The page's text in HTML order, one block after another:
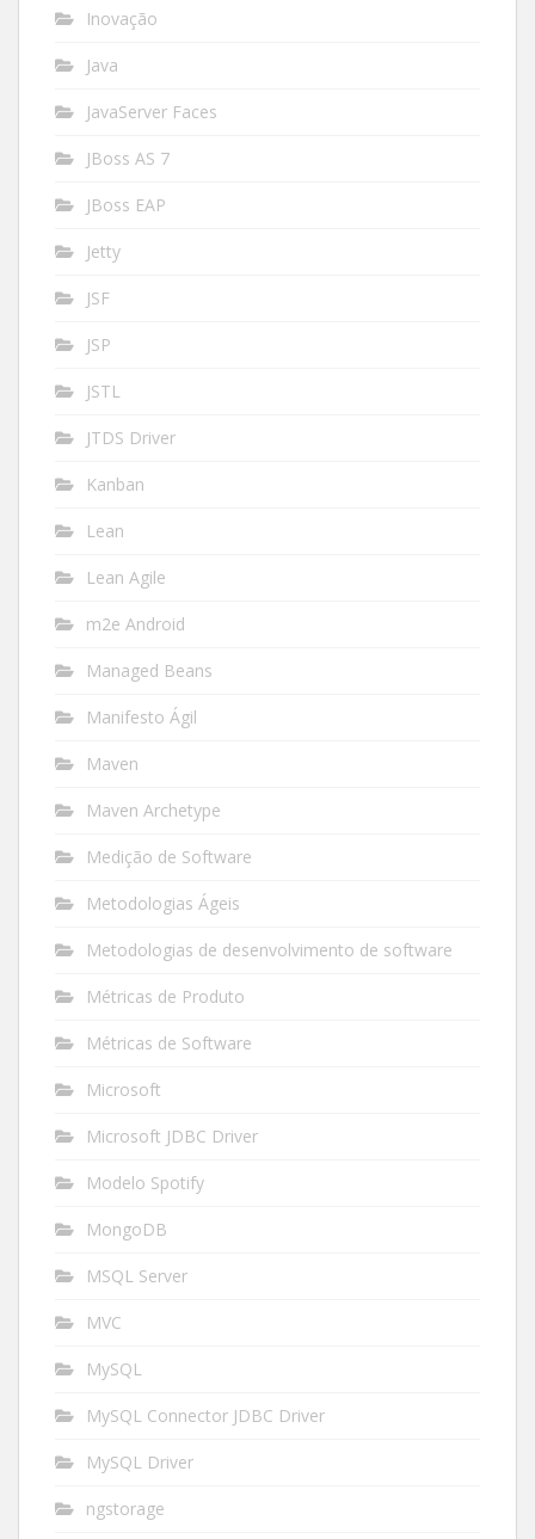
Inovação
Java
JavaServer Faces
JBoss AS 7
JBoss EAP
Jetty
JSF
JSP
JSTL
JTDS Driver
Kanban
Lean
Lean Agile
m2e Android
Managed Beans
Manifesto Ágil
Maven
Maven Archetype
Medição de Software
Metodologias Ágeis
Metodologias de desenvolvimento de software
Métricas de Produto
Métricas de Software
Microsoft
Microsoft JDBC Driver
Modelo Spotify
MongoDB
MSQL Server
MVC
MySQL
MySQL Connector JDBC Driver
MySQL Driver
ngstorage